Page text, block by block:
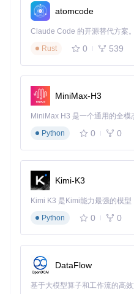
优化企业级文档流程需要考
面因素。OpenHTMLtoPDF
选项，满足了不同行业的特定
金融报表自动化生成
现了每日近万份财务报表的
布局能力和精确计算特性，
专业格式。
核心实现代码示例：
PdfRendererBuilder
builder.withUri(
builder.toStream(new
// 自定义字体配置，确保数字和
builder.useFont(new File(
// 启用PDF/A-1b合规模式
// 添加动态数据
atomcode
Rust
0 539
MiniMax-H3
Python
0 0
Kimi-K3
Python
0 0
DataFlow
基于大模型算子和工作流的高